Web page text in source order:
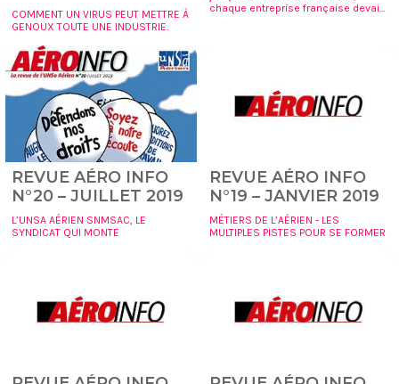
COMMENT UN VIRUS PEUT METTRE À
GENOUX TOUTE UNE INDUSTRIE.
chaque entreprise française devait
que nous détaillons dans nos
REVUE AÉRO INFO
N°20 – JUILLET 2019
L’UNSA AÉRIEN SNMSAC, LE
SYNDICAT QUI MONTE
REVUE AÉRO INFO
N°19 – JANVIER 2019
MÉTIERS DE L’AÉRIEN - LES
MULTIPLES PISTES POUR SE FORMER